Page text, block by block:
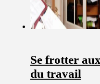
Se frotter
du travail